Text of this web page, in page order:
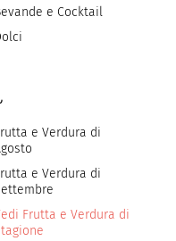
e Cocktail
e Verdura di
e Verdura di
Frutta e Verdura di